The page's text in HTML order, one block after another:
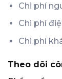
Chi phí
Chi phí
Chi phí
Theo dõi